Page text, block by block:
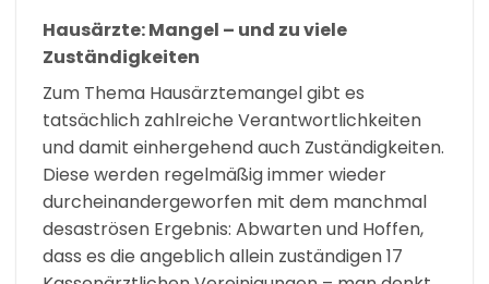
Hausärzte: Mangel – und zu viele
Zuständigkeiten
Zum Thema Hausärztemangel gibt es
tatsächlich zahlreiche Verantwortlichkeiten
und damit einhergehend auch Zuständigkeiten.
Diese werden regelmäßig immer wieder
durcheinandergeworfen mit dem manchmal
desaströsen Ergebnis: Abwarten und Hoffen,
dass es die angeblich allein zuständigen 17